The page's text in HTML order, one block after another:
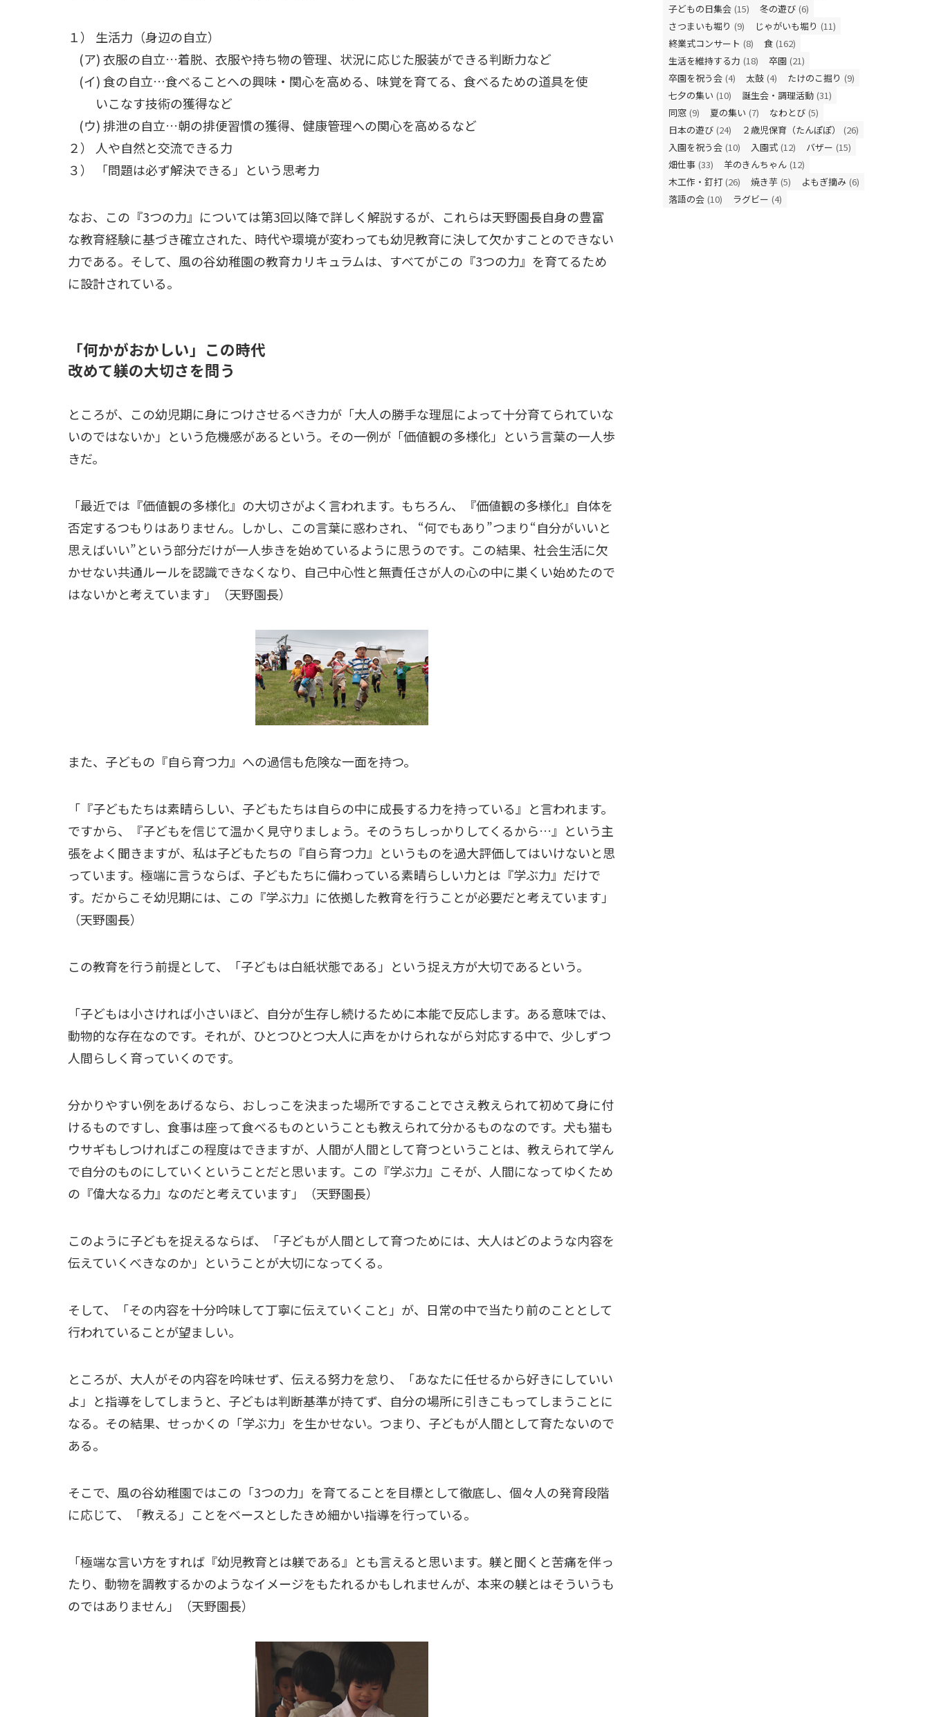
１） 生活力（身辺の自立）
(ア) 衣服の自立…着脱、衣服や持ち物の管理、状況に応じた服装ができる判断力など
(イ) 食の自立…食べることへの興味・関心を高める、味覚を育てる、食べるための道具を使
いこなす技術の獲得など
(ウ) 排泄の自立…朝の排便習慣の獲得、健康管理への関心を高めるなど
２） 人や自然と交流できる力
３） 「問題は必ず解決できる」という思考力
なお、この『3つの力』については第3回以降で詳しく解説するが、これらは天野園長自身の豊富
な教育経験に基づき確立された、時代や環境が変わっても幼児教育に決して欠かすことのできない
力である。そして、風の谷幼稚園の教育カリキュラムは、すべてがこの『3つの力』を育てるため
に設計されている。
「何かがおかしい」この時代
改めて躾の大切さを問う
ところが、この幼児期に身につけさせるべき力が「大人の勝手な理屈によって十分育てられていな
いのではないか」という危機感があるという。その一例が「価値観の多様化」という言葉の一人歩
きだ。
「最近では『価値観の多様化』の大切さがよく言われます。もちろん、『価値観の多様化』自体を
否定するつもりはありません。しかし、この言葉に惑わされ、 “何でもあり”つまり“自分がいいと
思えばいい”という部分だけが一人歩きを始めているように思うのです。この結果、社会生活に欠
かせない共通ルールを認識できなくなり、自己中心性と無責任さが人の心の中に巣くい始めたので
はないかと考えています」（天野園長）
また、子どもの『自ら育つ力』への過信も危険な一面を持つ。
「『子どもたちは素晴らしい、子どもたちは自らの中に成長する力を持っている』と言われます。
ですから、『子どもを信じて温かく見守りましょう。そのうちしっかりしてくるから…』という主
張をよく聞きますが、私は子どもたちの『自ら育つ力』というものを過大評価してはいけないと思
っています。極端に言うならば、子どもたちに備わっている素晴らしい力とは『学ぶ力』だけで
す。だからこそ幼児期には、この『学ぶ力』に依拠した教育を行うことが必要だと考えています」
（天野園長）
この教育を行う前提として、「子どもは白紙状態である」という捉え方が大切であるという。
「子どもは小さければ小さいほど、自分が生存し続けるために本能で反応します。ある意味では、
動物的な存在なのです。それが、ひとつひとつ大人に声をかけられながら対応する中で、少しずつ
人間らしく育っていくのです。
分かりやすい例をあげるなら、おしっこを決まった場所ですることでさえ教えられて初めて身に付
けるものですし、食事は座って食べるものということも教えられて分かるものなのです。犬も猫も
ウサギもしつければこの程度はできますが、人間が人間として育つということは、教えられて学ん
で自分のものにしていくということだと思います。この『学ぶ力』こそが、人間になってゆくため
の『偉大なる力』なのだと考えています」（天野園長）
このように子どもを捉えるならば、「子どもが人間として育つためには、大人はどのような内容を
伝えていくべきなのか」ということが大切になってくる。
そして、「その内容を十分吟味して丁寧に伝えていくこと」が、日常の中で当たり前のこととして
行われていることが望ましい。
ところが、大人がその内容を吟味せず、伝える努力を怠り、「あなたに任せるから好きにしていい
よ」と指導をしてしまうと、子どもは判断基準が持てず、自分の場所に引きこもってしまうことに
なる。その結果、せっかくの「学ぶ力」を生かせない。つまり、子どもが人間として育たないので
ある。
そこで、風の谷幼稚園ではこの「3つの力」を育てることを目標として徹底し、個々人の発育段階
に応じて、「教える」ことをベースとしたきめ細かい指導を行っている。
「極端な言い方をすれば『幼児教育とは躾である』とも言えると思います。躾と聞くと苦痛を伴っ
たり、動物を調教するかのようなイメージをもたれるかもしれませんが、本来の躾とはそういうも
のではありません」（天野園長）
子どもの日集会 (15) 冬の遊び (6)
さつまいも堀り (9) じゃがいも堀り (11)
終業式コンサート (8) 食 (162)
生活を維持する力 (18) 卒園 (21)
卒園を祝う会 (4) 太鼓 (4) たけのこ掘り (9)
七夕の集い (10) 誕生会・調理活動 (31)
同窓 (9) 夏の集い (7) なわとび (5)
日本の遊び (24) ２歳児保育（たんぽぽ）
(26)
入園を祝う会 (10) 入園式 (12) バザー (15)
畑仕事 (33) 羊のきんちゃん (12)
木工作・釘打 (26) 焼き芋 (5) よもぎ摘み (6)
落語の会 (10) ラグビー (4)